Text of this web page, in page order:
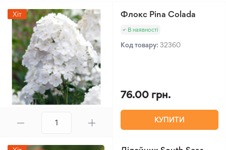
Хіт Флокс Pina Colada
В наявності
Код товару: 32360
76.00 грн.
КУПИТИ